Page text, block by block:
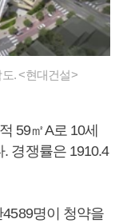
. <현대건설>
59㎡A로 10세
경쟁률은 1910.4
명이 청약을